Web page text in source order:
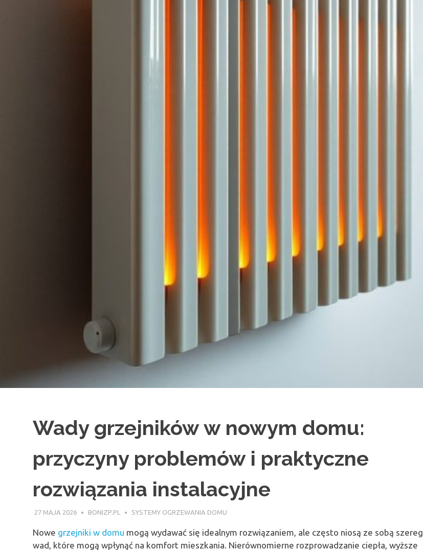
Wady grzejników w nowym domu:
przyczyny problemów i praktyczne
rozwiązania instalacyjne
27 MAJA 2026 BONIZP.PL SYSTEMY OGRZEWANIA DOMU
Nowe grzejniki w domu mogą wydawać się idealnym rozwiązaniem, ale często niosą ze sobą szereg
wad, które mogą wpłynąć na komfort mieszkania. Nierównomierne rozprowadzanie ciepła, wyższe